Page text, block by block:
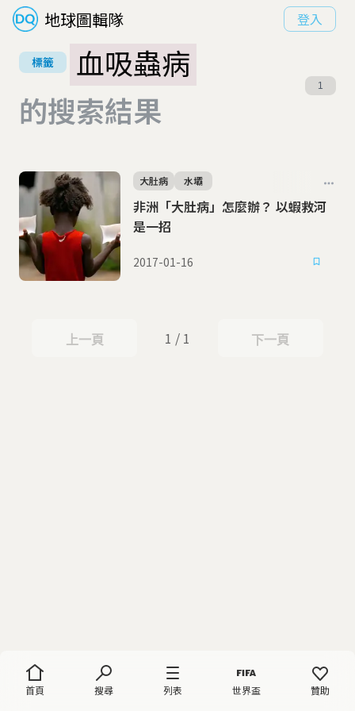
地球圖輯隊 登入
首頁 搜尋 列表 世界盃 贊助
標籤
血吸蟲病
的搜索結果
1
非洲「大肚病」怎麼辦？ 以蝦救河
是一招
大肚病 水壩
2017-01-16
上一頁
上一頁 1 / 1 下一頁
下一頁